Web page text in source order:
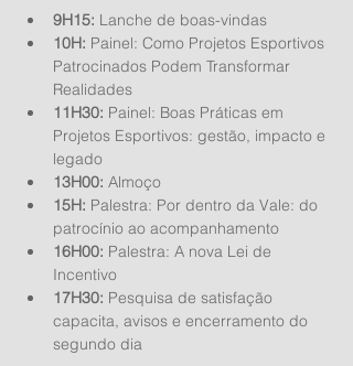
9H15: Lanche de boas-vindas
10H: Painel: Como Projetos Esportivos
Patrocinados Podem Transformar
Realidades
11H30: Painel: Boas Práticas em
Projetos Esportivos: gestão, impacto e
legado
13H00: Almoço
15H: Palestra: Por dentro da Vale: do
patrocínio ao acompanhamento
16H00: Palestra: A nova Lei de
Incentivo
17H30: Pesquisa de satisfação
capacita, avisos e encerramento do
segundo dia